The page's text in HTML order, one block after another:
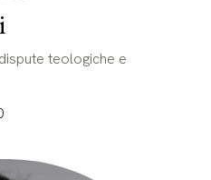
teologiche e